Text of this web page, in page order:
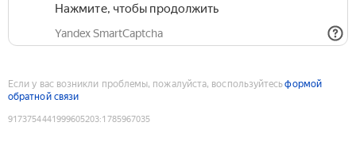
Нажмите, чтобы продолжить
Yandex SmartCaptcha
Если у вас возникли проблемы, пожалуйста, воспользуйтесьформой
обратной связи
9173754441999605203:1785967035